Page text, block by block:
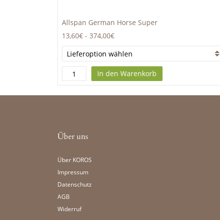
Allspan German Horse Super
13,60€ - 374,00€
In den Warenkorb
Über uns
Über KOROS
Impressum
Datenschutz
AGB
Widerruf